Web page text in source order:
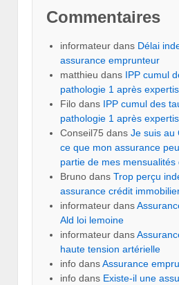
Commentaires
informateur dans Délai
assurance emprunteur
matthieu dans IPP cumul
pathologie 1 après
Filo dans IPP cumul des
pathologie 1 après
Conseil75 dans Je suis au
ce que mon assurance
partie de mes mensualités
Bruno dans Trop perçu
assurance crédit
informateur dans
Ald loi lemoine
informateur dans
haute tension artérielle
info dansAssurance
info dans Existe-il une